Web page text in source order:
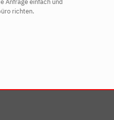
Anfrage einfach und
richten.